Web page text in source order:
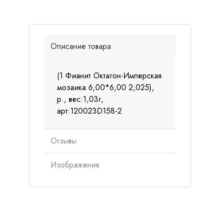
Описание товара
(1 Фианит Октагон-Имперская
мозаика 6,00*6,00 2,025),
р., вес:1,03г,
арт:120023D158-2
Отзывы
Изображения